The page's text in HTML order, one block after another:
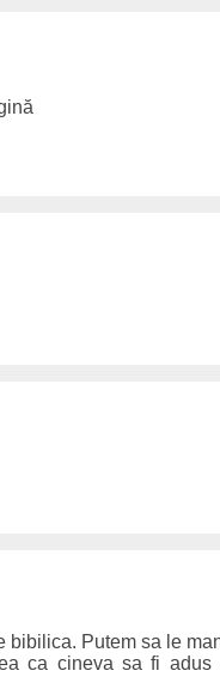
bibilica. Putem sa le
ca cineva sa fi adus